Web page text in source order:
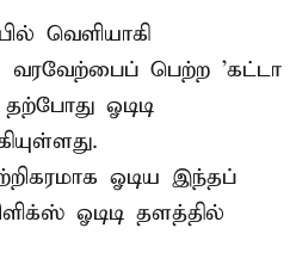
வெளியாகி
வரவேற்பைப் பெற்ற 'கட்டா
ஓடிடி
ஓடிய இந்தப்
ஓடிடி தளத்தில்